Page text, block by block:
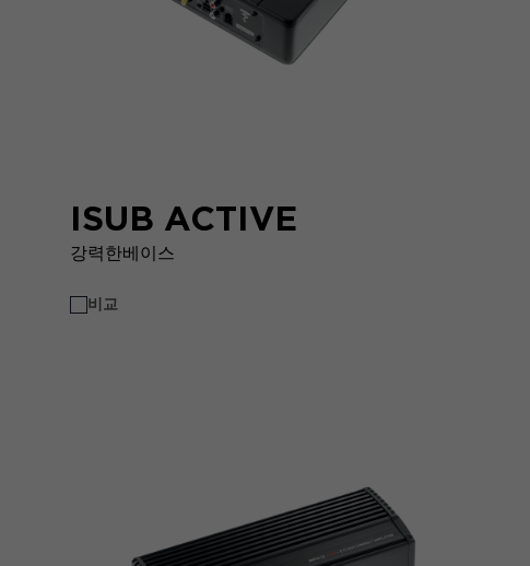
ISUB ACTIVE
강력한베이스
비교